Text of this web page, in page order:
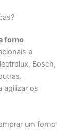
forno
e
Bosch,
agilizar os
um forno